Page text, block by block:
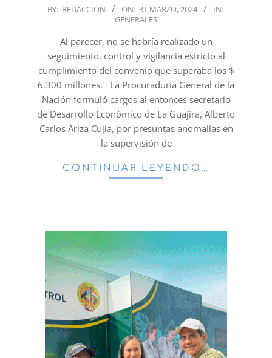
2024-
BY: REDACCION ON: 31 MARZO, 2024
IN:
GENERALES
Al parecer, no se habría realizado un
seguimiento, control y vigilancia estricto al
cumplimiento del convenio que superaba los $
6.300 millones. La Procuraduría General de la
Nación formuló cargos al entonces secretario
de Desarrollo Económico de La Guajira, Alberto
Carlos Ariza Cujia, por presuntas anomalías en
la supervisión de
CONTINUAR LEYENDO…